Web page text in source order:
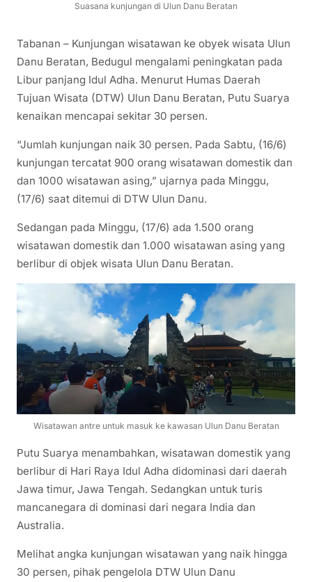
Suasana kunjungan di Ulun Danu Beratan
Tabanan – Kunjungan wisatawan ke obyek wisata Ulun
Danu Beratan, Bedugul mengalami peningkatan pada
Libur panjang Idul Adha. Menurut Humas Daerah
Tujuan Wisata (DTW) Ulun Danu Beratan, Putu Suarya
kenaikan mencapai sekitar 30 persen.
“Jumlah kunjungan naik 30 persen. Pada Sabtu, (16/6)
kunjungan tercatat 900 orang wisatawan domestik dan
dan 1000 wisatawan asing,” ujarnya pada Minggu,
(17/6) saat ditemui di DTW Ulun Danu.
Sedangan pada Minggu, (17/6) ada 1.500 orang
wisatawan domestik dan 1.000 wisatawan asing yang
berlibur di objek wisata Ulun Danu Beratan.
Wisatawan antre untuk masuk ke kawasan Ulun Danu Beratan
Putu Suarya menambahkan, wisatawan domestik yang
berlibur di Hari Raya Idul Adha didominasi dari daerah
Jawa timur, Jawa Tengah. Sedangkan untuk turis
mancanegara di dominasi dari negara India dan
Australia.
Melihat angka kunjungan wisatawan yang naik hingga
30 persen, pihak pengelola DTW Ulun Danu